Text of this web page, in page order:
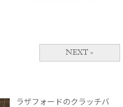
NEXT »
ラザフォードのクラッチバ